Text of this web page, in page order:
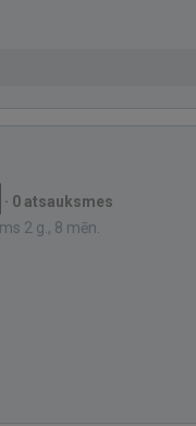
· 0 atsauksmes
2 g., 8 mēn.